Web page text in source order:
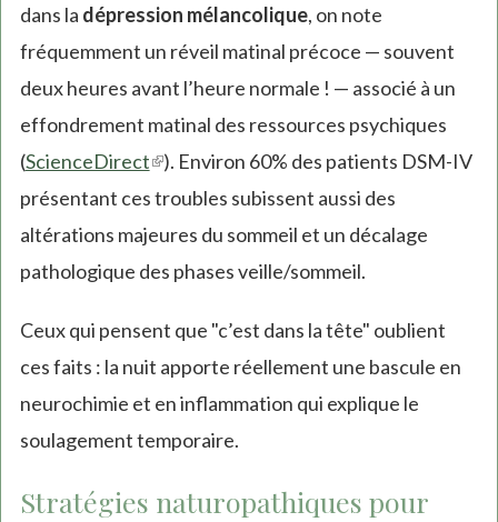
dans la dépression mélancolique, on note
fréquemment un réveil matinal précoce — souvent
deux heures avant l’heure normale ! — associé à un
effondrement matinal des ressources psychiques
(ScienceDirect(link
is
external)
). Environ 60% des patients DSM-IV
présentant ces troubles subissent aussi des
altérations majeures du sommeil et un décalage
pathologique des phases veille/sommeil.
Ceux qui pensent que "c’est dans la tête" oublient
ces faits : la nuit apporte réellement une bascule en
neurochimie et en inflammation qui explique le
soulagement temporaire.
Stratégies naturopathiques pour